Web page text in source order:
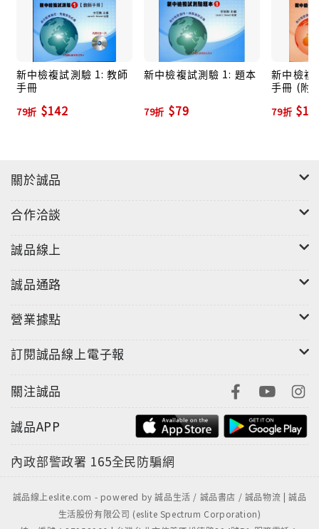
新中檢複試測驗 1: 教師
手冊
79折 $142
新中檢複試測驗 1: 題本
79折 $79
新中檢複
手冊 (附
79折
關於誠品
合作洽談
誠品線上
誠品通路
營業據點
訂閱誠品線上電子報
關注誠品
誠品APP
內政部警政署 165全民防騙網
誠品線上eslite.com - powered by 誠品生活 / 誠品書店 / 誠品物流 | 誠品
生活股份有限公司 (eslite Spectrum Corporation)